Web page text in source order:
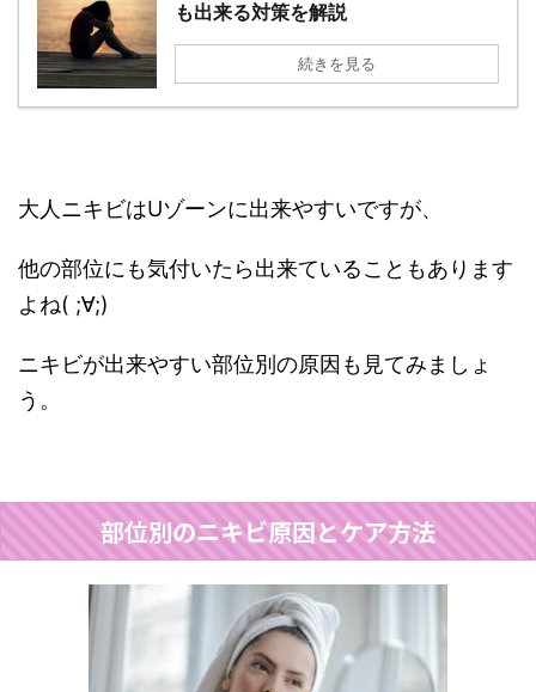
も出来る対策を解説
続きを見る
大人ニキビはUゾーンに出来やすいですが、
他の部位にも気付いたら出来ていることもあります
よね( ;∀;)
ニキビが出来やすい部位別の原因も見てみましょ
う。
部位別のニキビ原因とケア方法